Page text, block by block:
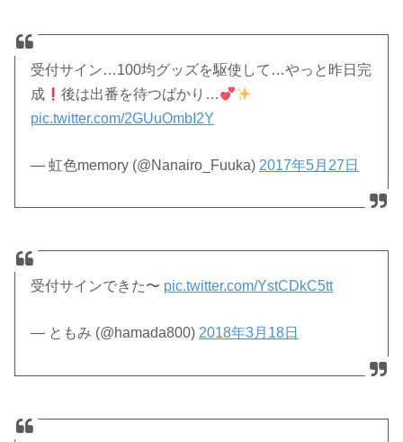
受付サイン…100均グッズを駆使して…やっと昨日完
成
後は出番を待つばかり…
pic.twitter.com/2GUuOmbI2Y
— 虹色memory (@Nanairo_Fuuka) 2017年5月27日
受付サインできた〜 pic.twitter.com/YstCDkC5tt
— ともみ (@hamada800) 2018年3月18日